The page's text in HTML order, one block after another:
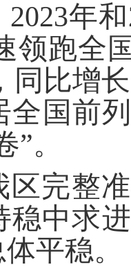
年
领跑全
同比增
全国前
。
区完整
稳中求
平稳。